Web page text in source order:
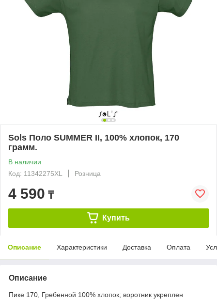
Sols Поло SUMMER II, 100% хлопок, 170
грамм.
В наличии
Код: 11342275XL
Розница
4 590 ₸
Купить
Описание Характеристики Доставка Оплата
Описание
Пике 170, Гребенной 100% хлопок; воротник укреплен